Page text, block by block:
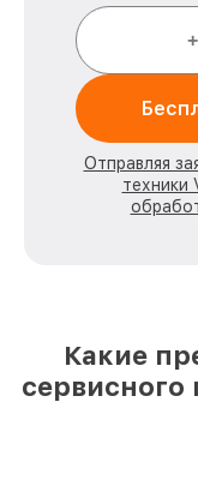
Отправляя
техники
Какие
сервисного